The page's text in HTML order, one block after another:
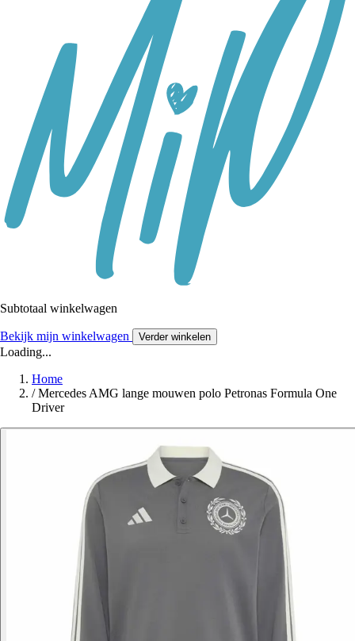
Subtotaal winkelwagen
Bekijk mijn winkelwagen Verder winkelen
Loading...
Home
/ Mercedes AMG lange mouwen polo Petronas Formula One
Driver